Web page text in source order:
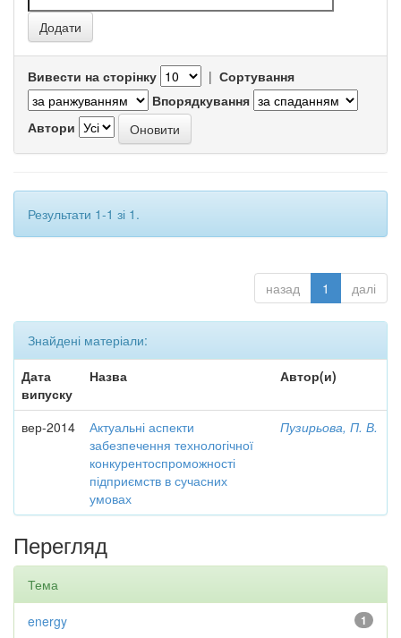
Вивести на сторінку | Сортування
Впорядкування
Автори
Результати 1-1 зі 1.
назад 1 далі
Знайдені матеріали:
Дата
випуску
Назва Автор(и)
вер-2014
Актуальні аспекти
забезпечення технологічної
конкурентоспроможності
підприємств в сучасних
умовах
Пузирьова, П. В.
Перегляд
Тема
1
energy